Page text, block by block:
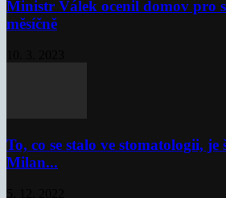
Ministr Válek ocenil domov pro
měsíčně
To, co se stalo ve stomatologii,
Milan...